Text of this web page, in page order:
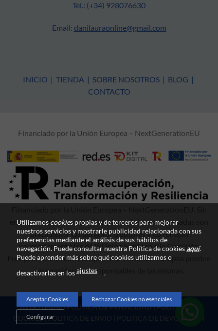
Tel.: (+34) 928076630
Email: danilauraonline@gmail.com
INICIO | TIENDA | SOBRE NOSOTROS | BLOG |
CONTACTO
Financiado por la Unión Europea – NextGenerationEU
embargo, los puntos de vista y las opiniones expresadas son
únicamente los del autor o autores y no reflejan
necesariamente los de la Unión Europea o la Comisión
Europea. Ni la Unión Europea ni la Comisión Europea pueden
ser consideradas responsables de las mismas.
AVISO LEGAL|POLITICA DE PRIVACIDAD|POLITICA DE
COOKIES|POLITICA DE ENVÍO POLITICA DE DEVOLUCIÓN
Utilizamos cookies propias y de terceros para mejorar
nuestros servicios y mostrarle publicidad relacionada con sus
preferencias mediante el análisis de sus hábitos de
navegación. Puede consultar nuestra Política de cookies aquí.
Puede aprender más sobre qué cookies utilizamos o
desactivarlas en losajustes .
Aceptar Cookies Rechazar Cookies no esenciales
Configurar